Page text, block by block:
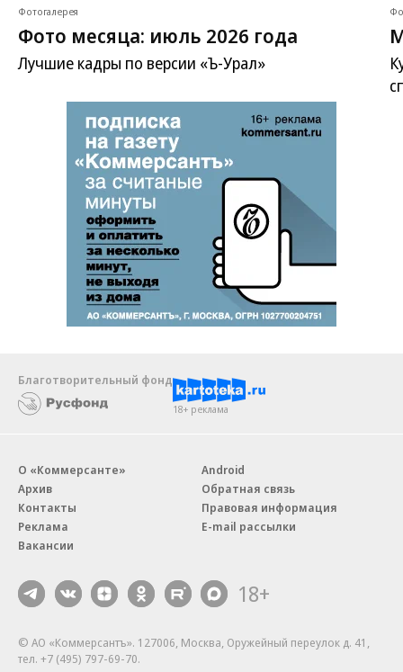
Фотогалерея
Фото месяца: июль 2026 года
Лучшие кадры по версии «Ъ-Урал»
Благотворительный фонд
18+ реклама
О «Коммерсанте»
Архив
Контакты
Реклама
Вакансии
Android
Обратная связь
Правовая информация
E-mail рассылки
18+
© АО «Коммерсантъ». 127006, Москва, Оружейный переулок д. 41,
тел. +7 (495) 797-69-70.